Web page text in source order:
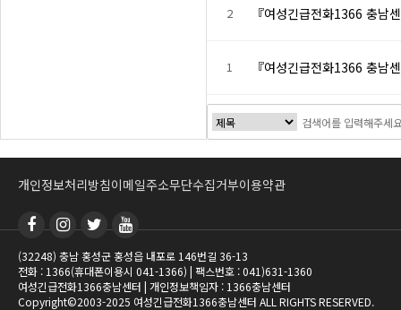
2 『여성긴급전화1366 충남
1 『여성긴급전화1366 충남
개인정보처리방침이메일주소무단수집거부이용약관
(32248) 충남 홍성군 홍성읍 내포로 146번길 36-13
전화 : 1366(휴대폰이용시 041-1366) | 팩스번호 : 041)631-1360
여성긴급전화1366충남센터 | 개인정보책임자 : 1366충남센터
Copyright©2003-2025 여성긴급전화1366충남센터 ALL RIGHTS RESERVED.